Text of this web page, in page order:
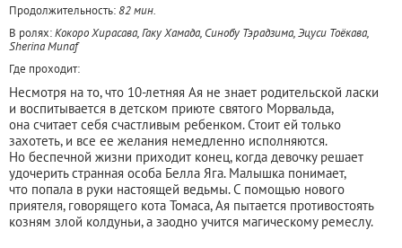
Продолжительность:82 мин.
В ролях:Кокоро Хирасава, Гаку Хамада, Синобу Тэрадзима, Эцуси Тоёкава,
Sherina Munaf
Где проходит:
Несмотря на то, что 10-летняя Ая не знает родительской ласки
и воспитывается в детском приюте святого Морвальда,
она считает себя счастливым ребенком. Стоит ей только
захотеть, и все ее желания немедленно исполняются.
Но беспечной жизни приходит конец, когда девочку решает
удочерить странная особа Белла Яга. Малышка понимает,
что попала в руки настоящей ведьмы. С помощью нового
приятеля, говорящего кота Томаса, Ая пытается противостоять
козням злой колдуньи, а заодно учится магическому ремеслу.